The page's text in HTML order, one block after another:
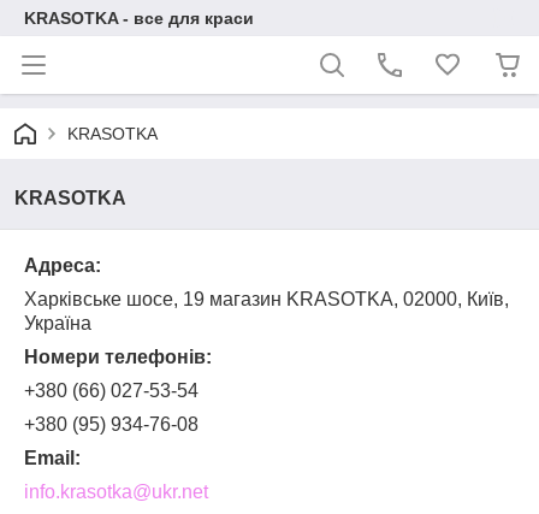
KRASOTKA - все для краси
KRASOTKA
KRASOTKA
Адреса:
Харківське шосе, 19 магазин KRASOTKA, 02000, Київ,
Україна
Номери телефонів:
+380 (66) 027-53-54
+380 (95) 934-76-08
Email:
info.krasotka@ukr.net